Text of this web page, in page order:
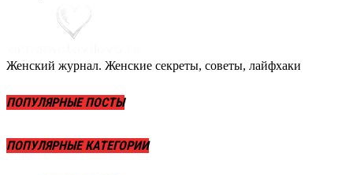
Женский журнал. Женские секреты, советы, лайфхаки
ПОПУЛЯРНЫЕ ПОСТЫ
ПОПУЛЯРНЫЕ КАТЕГОРИИ